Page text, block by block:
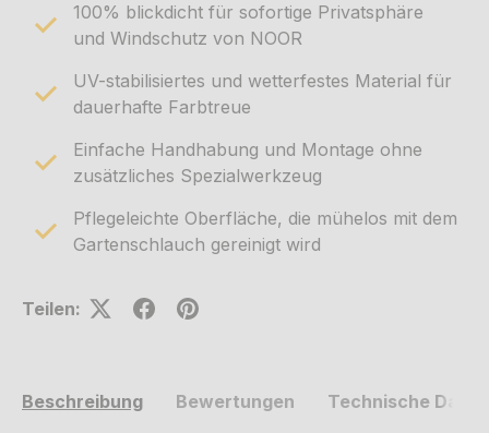
100% blickdicht für sofortige Privatsphäre
und Windschutz von NOOR
UV-stabilisiertes und wetterfestes Material für
dauerhafte Farbtreue
Einfache Handhabung und Montage ohne
zusätzliches Spezialwerkzeug
Pflegeleichte Oberfläche, die mühelos mit dem
Gartenschlauch gereinigt wird
Teilen:
Beschreibung Bewertungen Technische Daten